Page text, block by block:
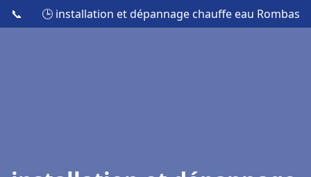
📞 🕒 installation et dépannage chauffe eau Rombas